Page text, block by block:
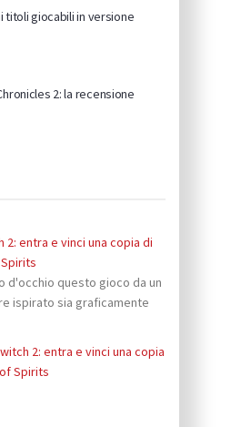
titoli giocabili in versione
2: la recensione
2: entra e vinci una copia di
d'occhio questo gioco da un
ispirato sia graficamente
2: entra e vinci una copia
Spirits